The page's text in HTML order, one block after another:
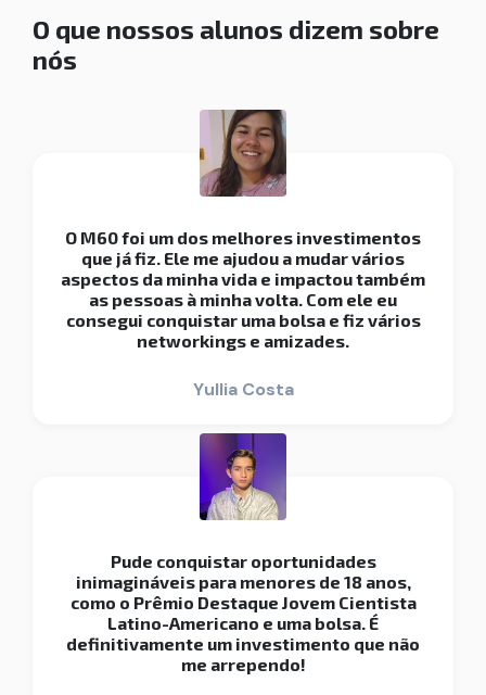
O que nossos alunos dizem sobre
nós
O M60 foi um dos melhores investimentos
que já fiz. Ele me ajudou a mudar vários
aspectos da minha vida e impactou também
as pessoas à minha volta. Com ele eu
consegui conquistar uma bolsa e fiz vários
networkings e amizades.
Yullia Costa
Pude conquistar oportunidades
inimagináveis para menores de 18 anos,
como o Prêmio Destaque Jovem Cientista
Latino-Americano e uma bolsa. É
definitivamente um investimento que não
me arrependo!